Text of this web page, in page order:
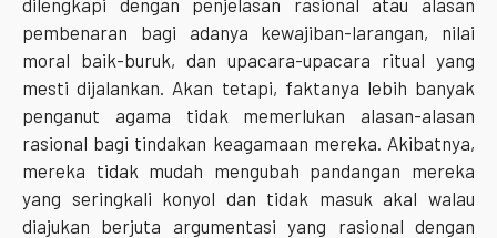
pembenaran bagi adanya kewajiban-larangan, nilai
moral baik-buruk, dan upacara-upacara ritual yang
mesti dijalankan. Akan tetapi, faktanya lebih banyak
penganut agama tidak memerlukan alasan-alasan
rasional bagi tindakan keagamaan mereka. Akibatnya,
mereka tidak mudah mengubah pandangan mereka
yang seringkali konyol dan tidak masuk akal walau
diajukan berjuta argumentasi yang rasional dengan